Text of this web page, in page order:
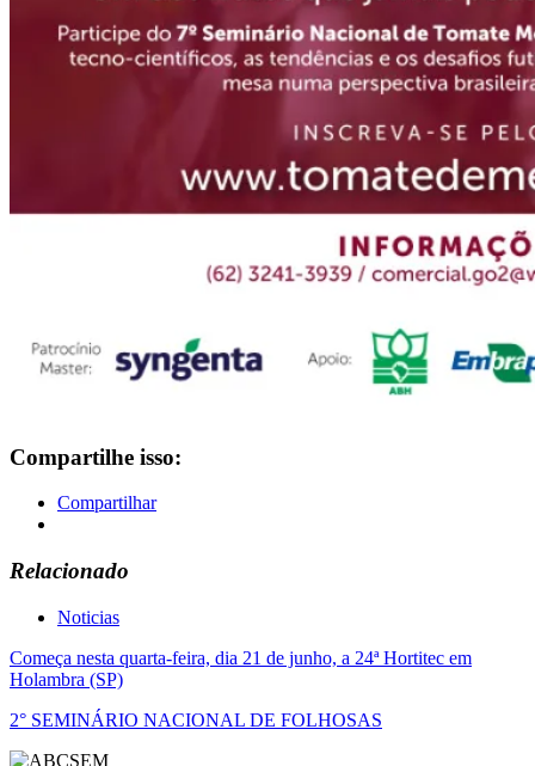
Compartilhe isso:
Compartilhar
Relacionado
Noticias
Navegação
de
Post
Começa nesta quarta-feira, dia 21 de junho, a 24ª Hortitec em
Holambra (SP)
2° SEMINÁRIO NACIONAL DE FOLHOSAS